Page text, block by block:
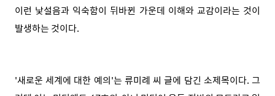
이런 낯설음과 익숙함이 뒤바뀐 가운데 이해와 교감이라는 것이
발생하는 것이다.
'새로운 세계에 대한 예의'는 류미례 씨 글에 담긴 소제목이다. 그